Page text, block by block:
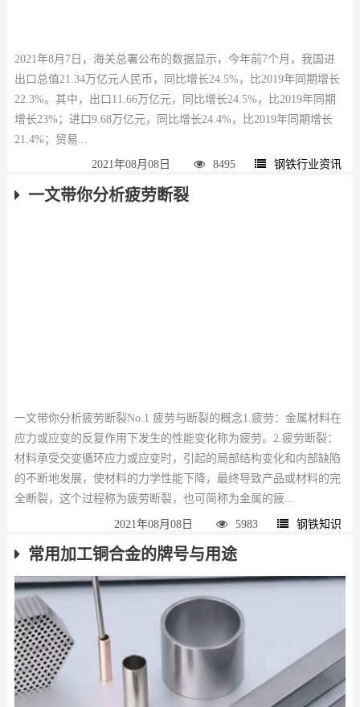
2021年8月7日，海关总署公布的数据显示，今年前7个月，我国进
出口总值21.34万亿元人民币，同比增长24.5%，比2019年同期增长
22.3%。其中，出口11.66万亿元，同比增长24.5%，比2019年同期
增长23%；进口9.68万亿元，同比增长24.4%，比2019年同期增长
21.4%；贸易...
2021年08月08日 8495 钢铁行业资讯
一文带你分析疲劳断裂
一文带你分析疲劳断裂No.1 疲劳与断裂的概念1.疲劳：金属材料在
应力或应变的反复作用下发生的性能变化称为疲劳。2.疲劳断裂：
材料承受交变循环应力或应变时，引起的局部结构变化和内部缺陷
的不断地发展，使材料的力学性能下降，最终导致产品或材料的完
全断裂，这个过程称为疲劳断裂，也可简称为金属的疲...
2021年08月08日 5983 钢铁知识
常用加工铜合金的牌号与用途